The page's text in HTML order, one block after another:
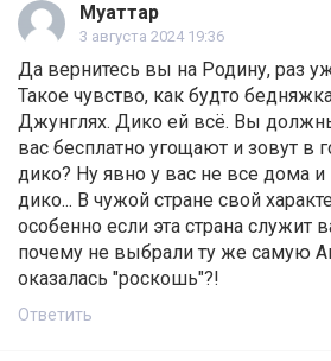
Муаттар
3 августа 2024 19:36
Да вернитесь вы на Родину, раз
Такое чувство, как будто
Джунглях. Дико ей всё. Вы
вас бесплатно угощают и зовут в
дико? Ну явно у вас не все дома
дико... В чужой стране свой
особенно если эта страна
почему не выбрали ту же самую
оказалась "роскошь"?!
Ответить